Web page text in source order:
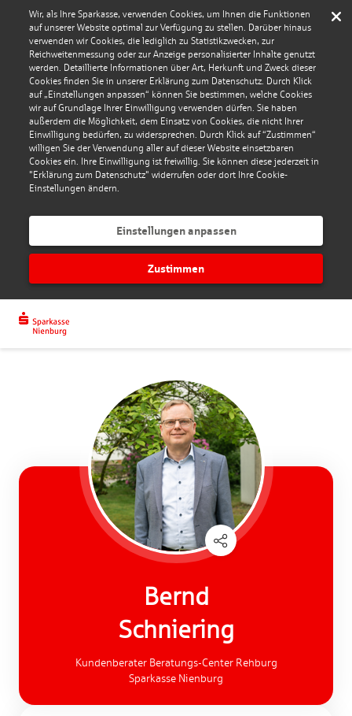
Wir, als Ihre Sparkasse, verwenden Cookies, um Ihnen die Funktionen
auf unserer Website optimal zur Verfügung zu stellen. Darüber hinaus
verwenden wir Cookies, die lediglich zu Statistikzwecken, zur
Reichweitenmessung oder zur Anzeige personalisierter Inhalte genutzt
werden. Detaillierte Informationen über Art, Herkunft und Zweck dieser
Cookies finden Sie in unserer Erklärung zum Datenschutz. Durch Klick
auf „Einstellungen anpassen“ können Sie bestimmen, welche Cookies
wir auf Grundlage Ihrer Einwilligung verwenden dürfen. Sie haben
außerdem die Möglichkeit, dem Einsatz von Cookies, die nicht Ihrer
Einwilligung bedürfen, zu widersprechen. Durch Klick auf “Zustimmen“
willigen Sie der Verwendung aller auf dieser Website einsetzbaren
Cookies ein. Ihre Einwilligung ist freiwillig. Sie können diese jederzeit in
"Erklärung zum Datenschutz" widerrufen oder dort Ihre Cookie-
Einstellungen ändern.
Einstellungen anpassen
Zustimmen
Bernd
Schniering
Kundenberater Beratungs-Center Rehburg
Sparkasse Nienburg